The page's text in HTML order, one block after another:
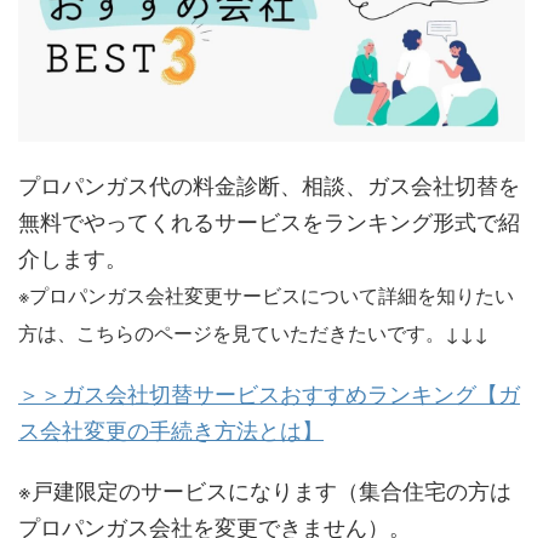
プロパンガス代の料金診断、相談、ガス会社切替を
無料でやってくれるサービスをランキング形式で紹
介します。
※プロパンガス会社変更サービスについて詳細を知りたい
方は、こちらのページを見ていただきたいです。↓↓↓
＞＞ガス会社切替サービスおすすめランキング【ガ
ス会社変更の手続き方法とは】
※戸建限定のサービスになります（集合住宅の方は
プロパンガス会社を変更できません）。